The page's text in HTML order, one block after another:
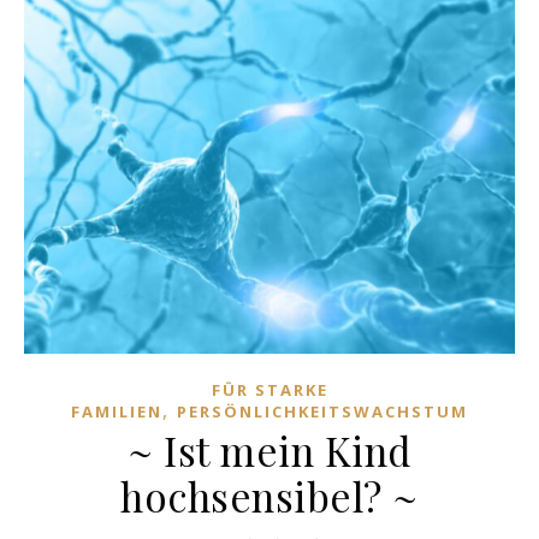
FÜR STARKE
FAMILIEN , PERSÖNLICHKEITSWACHSTUM
~ Ist mein Kind
hochsensibel? ~